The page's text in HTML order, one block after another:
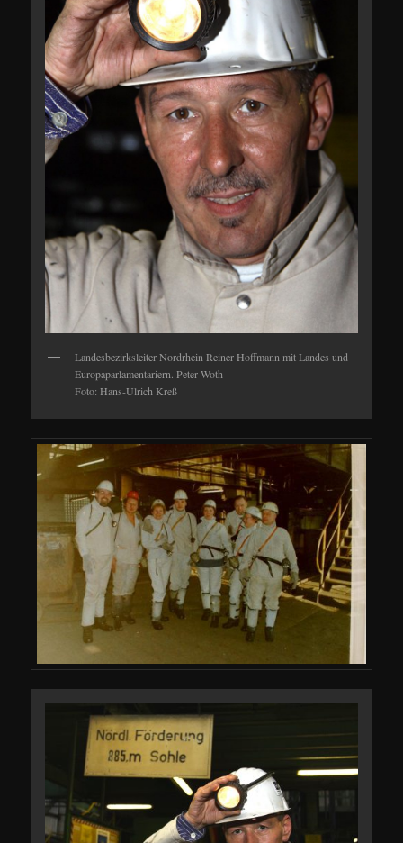
Landesbezirksleiter Nordrhein Reiner Hoffmann mit Landes und
Europaparlamentariern. Peter Woth
Foto: Hans-Ulrich Kreß